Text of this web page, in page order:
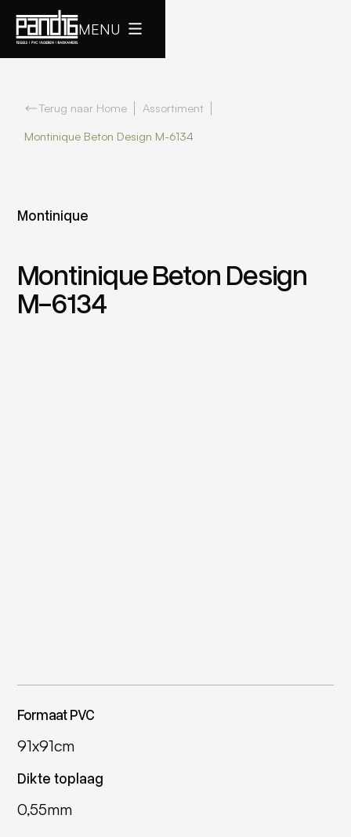
MENU
Terug naar Home
Assortiment
Montinique Beton Design M-6134
Montinique
Montinique Beton Design
M-6134
Formaat PVC
91x91cm
Dikte toplaag
0,55mm